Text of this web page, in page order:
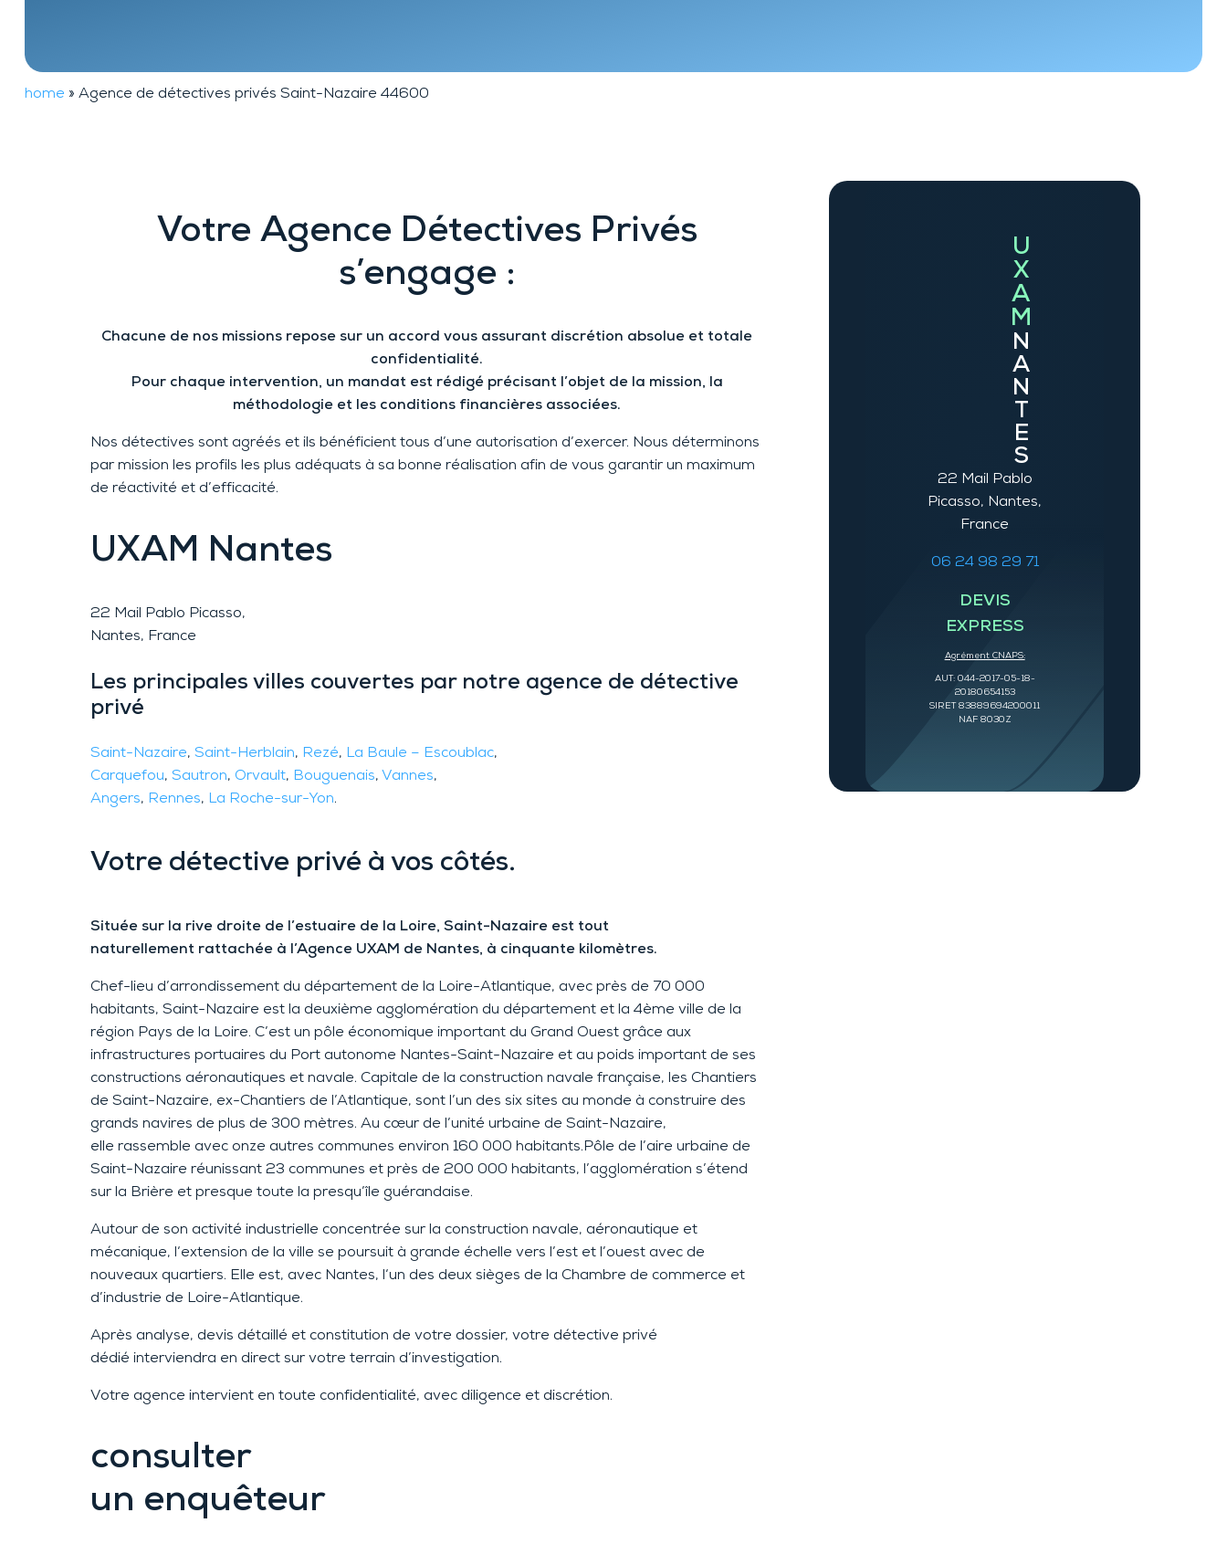
Clermont-
home » Agence de détectives privés Saint-Nazaire 44600
Votre Agence Détectives Privés
s’engage :
Chacune de nos missions repose sur un accord vous assurant discrétion absolue et totale
confidentialité.
Pour chaque intervention, un mandat est rédigé précisant l’objet de la mission, la
méthodologie et les conditions financières associées.
Nos détectives sont agréés et ils bénéficient tous d’une autorisation d’exercer. Nous déterminons
par mission les profils les plus adéquats à sa bonne réalisation afin de vous garantir un maximum
de réactivité et d’efficacité.
UXAM Nantes
22 Mail Pablo Picasso,
Nantes, France
Les principales villes couvertes par notre agence de détective
privé
Saint-Nazaire, Saint-Herblain, Rezé, La Baule – Escoublac,
Carquefou, Sautron, Orvault, Bouguenais, Vannes,
Angers, Rennes, La Roche-sur-Yon.
Votre détective privé à vos côtés.
Située sur la rive droite de l’estuaire de la Loire, Saint-Nazaireest tout
naturellement rattachée à l ’Agence UXAM deNantes, à cinquante kilomètres.
Chef-lieu d’arrondissement du département de la Loire-Atlantique, avec près de 70 000
habitants, Saint-Nazaire est la deuxième agglomération du département et la 4ème ville de la
région Pays de la Loire. C’est un pôle économique importantdu Grand Ouestgrâce aux
infrastructures portuaires du Port autonome Nantes-Saint-Nazaire et au poids important de ses
constructions aéronautiques et navale. Capitale de la construction navale française, les Chantiers
de Saint-Nazaire, ex-Chantiers de l’Atlantique, sont l’un des six sites au monde à construire des
grands navires de plus de 300 mètres. Au cœur de l’unité urbaine de Saint-Nazaire,
elle rassemble avec onze autres communes environ 160 000 habitants. Pôle de l’aire urbaine de
Saint-Nazaire réunissant 23 communes et près de 200 000 habitants, l’agglomération s’étend
sur la Brière et presque toute la presqu’île guérandaise.
Autour de son activité industrielle concentrée sur la construction navale, aéronautique et
mécanique, l ‘extension de la vill e se poursuit à grande échelle vers l’est et l’ouest avec de
nouveaux quartiers. Elle est, avec Nantes, l‘un des deux sièges de la Chambre de commerce et
d’industrie de Loire-Atlantique.
Après analyse, devis détaillé et constitution de votre dossier, votre détective privé
dédié interviendra en direct sur votre terrain d’investigation.
Votre agence intervient en toute confidentialité, avec diligence et discrétion.
consulter
un enquêteur
U
X
A
M
N
A
N
T
E
S
22 Mail Pablo
Picasso, Nantes,
France
06 24 98 29 71
DEVIS
EXPRESS
Agrément CNAPS:
AUT: 044-2017-05-18-
20180654153
SIRET 83889694200011
NAF 8030Z